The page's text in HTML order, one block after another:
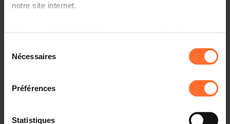
notre site internet.
à l’exception des cookies strictement nécessaires au
fonctionnement du site. Une description des différents
cookies est accessible sous l’onglet « Détails » ci-
dessus.
Il est précisé que la navigation sur le site et certaines
Nécessaires
Préférences
Statistiques